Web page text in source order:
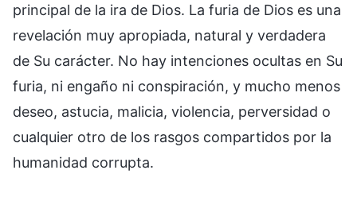
principal de la ira de Dios. La furia de Dios es una
revelación muy apropiada, natural y verdadera
de Su carácter. No hay intenciones ocultas en Su
furia, ni engaño ni conspiración, y mucho menos
deseo, astucia, malicia, violencia, perversidad o
cualquier otro de los rasgos compartidos por la
humanidad corrupta.